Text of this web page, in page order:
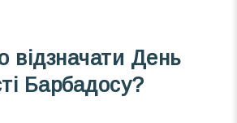
відзначати День
Барбадосу?